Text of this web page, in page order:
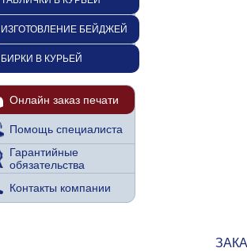
ИЗГОТОВЛЕНИЕ БЕЙДЖЕЙ
БИРКИ В КУРЬЕЙ
Онлайн заказ печати
Помощь специалиста
Гарантийные
обязательства
Контакты компании